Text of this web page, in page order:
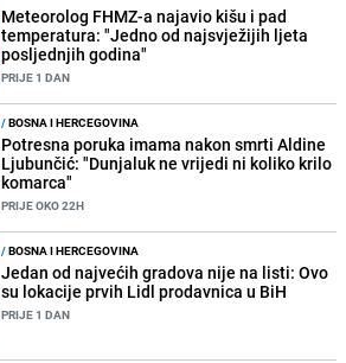
Meteorolog FHMZ-a najavio kišu i pad
temperatura: "Jedno od najsvježijih ljeta
posljednjih godina"
PRIJE 1 DAN
/BOSNA I HERCEGOVINA
Potresna poruka imama nakon smrti Aldine
Ljubunčić: "Dunjaluk ne vrijedi ni koliko krilo
komarca"
PRIJE OKO 22H
/BOSNA I HERCEGOVINA
Jedan od najvećih gradova nije na listi: Ovo
su lokacije prvih Lidl prodavnica u BiH
PRIJE 1 DAN